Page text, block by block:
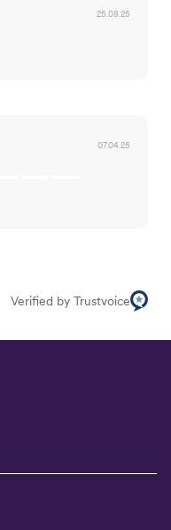
25.08.25
07.04.25
Verified by Trustvoice